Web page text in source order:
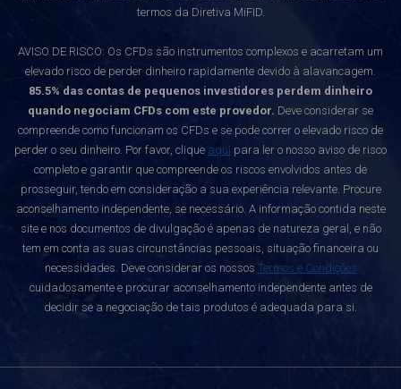
termos da Diretiva MiFID.
AVISO DE RISCO: Os CFDs são instrumentos complexos e acarretam um
elevado risco de perder dinheiro rapidamente devido à alavancagem.
85.5% das contas de pequenos investidores perdem dinheiro
quando negociam CFDs com este provedor. Deve considerar se
compreende como funcionam os CFDs e se pode correr o elevado risco de
perder o seu dinheiro. Por favor, clique aqui para ler o nosso aviso de risco
completo e garantir que compreende os riscos envolvidos antes de
prosseguir, tendo em consideração a sua experiência relevante. Procure
aconselhamento independente, se necessário. A informação contida neste
site e nos documentos de divulgação é apenas de natureza geral, e não
tem em conta as suas circunstâncias pessoais, situação financeira ou
necessidades. Deve considerar os nossos Termos e Condições
cuidadosamente e procurar aconselhamento independente antes de
decidir se a negociação de tais produtos é adequada para si.